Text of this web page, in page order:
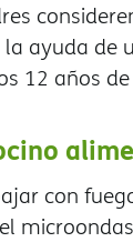
ayuda de
12 años
con